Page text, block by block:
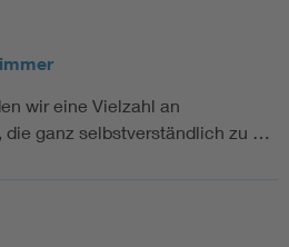
wir eine Vielzahl an
ganz selbstverständlich zu …